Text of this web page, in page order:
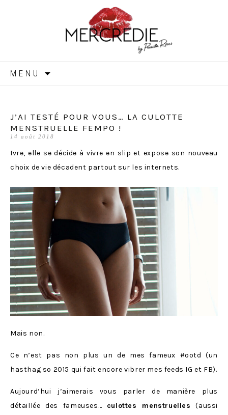
MERCREDIE
MENU
J’AI TESTÉ POUR VOUS… LA CULOTTE
MENSTRUELLE FEMPO !
14 août 2018
Ivre, elle se décide à vivre en slip et expose son nouveau
choix de vie décadent partout sur les internets.
Mais non.
Ce n’est pas non plus un de mes fameux #ootd (un
hasthag so 2015 qui fait encore vibrer mes feeds IG et FB).
Aujourd’hui j’aimerais vous parler de manière plus
détaillée des fameuses… culottes menstruelles (aussi